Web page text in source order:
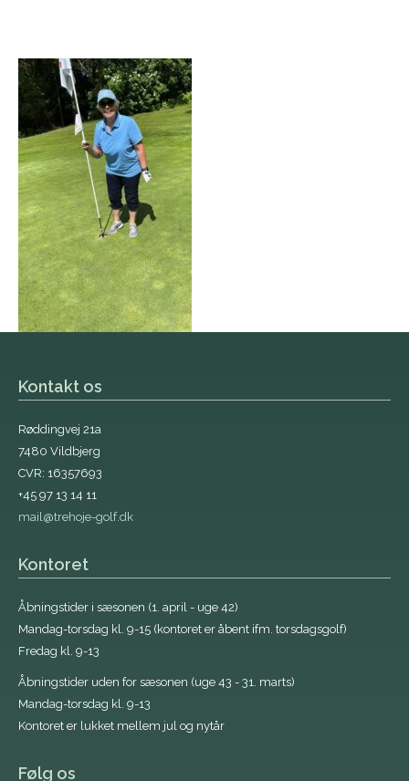
Kontakt os
Røddingvej 21a
7480 Vildbjerg
CVR: 16357693
+45 97 13 14 11
mail@trehoje-golf.dk
Kontoret
Åbningstider i sæsonen (1. april - uge 42)
Mandag-torsdag kl. 9-15 (kontoret er åbent ifm. torsdagsgolf)
Fredag kl. 9-13
Åbningstider uden for sæsonen (uge 43 - 31. marts)
Mandag-torsdag kl. 9-13
Kontoret er lukket mellem jul og nytår
Følg os